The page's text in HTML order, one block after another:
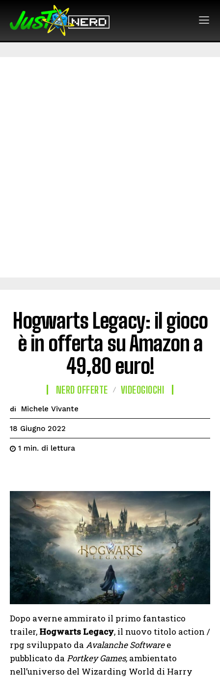
Hogwarts Legacy: il gioco
è in offerta su Amazon a
49,80 euro!
NERD OFFERTE VIDEOGIOCHI
di Michele Vivante
18 Giugno 2022
1 min. di lettura
Dopo averne ammirato il primo fantastico
trailer, Hogwarts Legacy, il nuovo titolo action /
rpg sviluppato da Avalanche Softwaree
pubblicato da Portkey Games, ambientato
nell’universo del Wizarding World di Harry